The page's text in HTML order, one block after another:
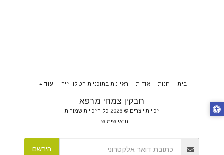
חבקין צמחי מרפא
זכויות יוצרים © 2026 כל הזכויות שמורות
תנאי שימוש
בית חנות אודות ראיונות בתוכניות הטלוויזיה עוד
הירשם